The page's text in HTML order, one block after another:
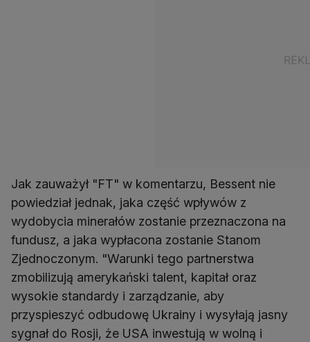
Jak zauważył "FT" w komentarzu, Bessent nie
powiedział jednak, jaka część wpływów z
wydobycia minerałów zostanie przeznaczona na
fundusz, a jaka wypłacona zostanie Stanom
Zjednoczonym. "Warunki tego partnerstwa
zmobilizują amerykański talent, kapitał oraz
wysokie standardy i zarządzanie, aby
przyspieszyć odbudowę Ukrainy i wysyłają jasny
sygnał do Rosji, że USA inwestują w wolną i